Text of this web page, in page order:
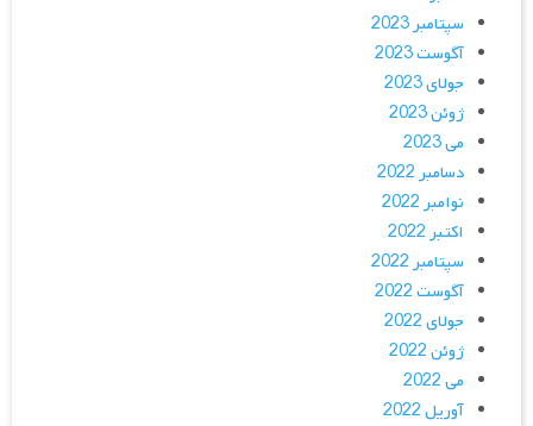
سپتامبر 2023
آگوست 2023
جولای 2023
ژوئن 2023
می 2023
دسامبر 2022
نوامبر 2022
اکتبر 2022
سپتامبر 2022
آگوست 2022
جولای 2022
ژوئن 2022
می 2022
آوریل 2022